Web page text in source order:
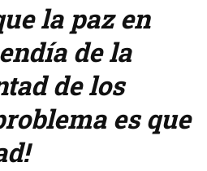
la paz en
de la
de los
es que